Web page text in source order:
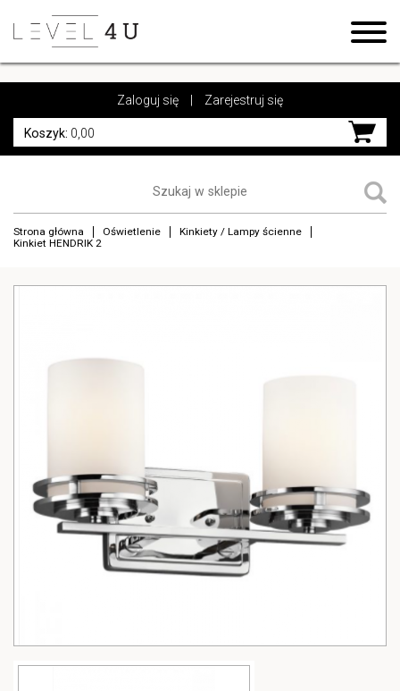
https://www.high-endrolex.com/17
Zaloguj się Zarejestruj się
Koszyk: 0,00
Strona główna Oświetlenie
Kinkiety / Lampy ścienne
Kinkiet HENDRIK 2
https://www.high-endrolex.com/17